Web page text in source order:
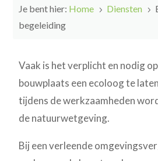
Je bent hier: Home 5 Diensten 5
begeleiding
Vaak is het verplicht en nodig
bouwplaats een ecoloog te
tijdens de werkzaamheden
de natuurwetgeving.
Bij een verleende